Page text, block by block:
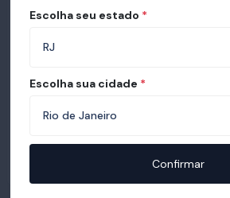
Escolha seu estado *
Escolha sua cidade *
Confirmar